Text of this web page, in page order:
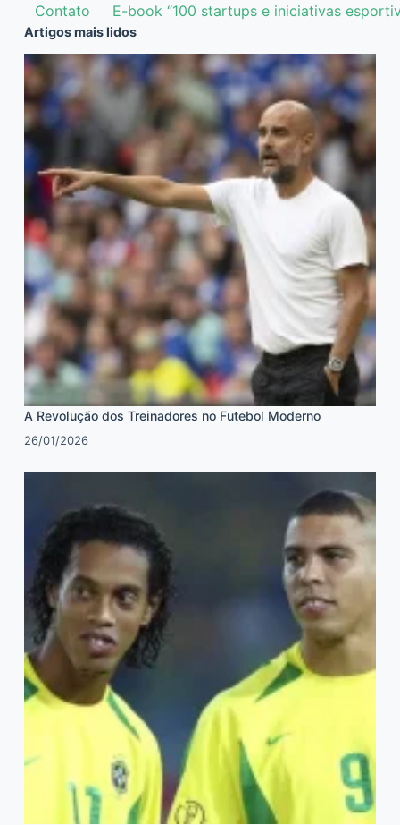
Contato E-book “100 startups e iniciativas
Artigos mais lidos
A Revolução dos Treinadores no Futebol Moderno
26/01/2026